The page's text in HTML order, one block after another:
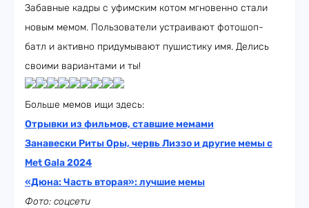
Забавные кадры с уфимским котом мгновенно стали
новым мемом. Пользователи устраивают фотошоп-
батл и активно придумывают пушистику имя. Делись
своими вариантами и ты!
Больше мемов ищи здесь:
Отрывки из фильмов, ставшие мемами
Занавески Риты Оры, червь Лиззо и другие мемы с
Met Gala 2024
«Дюна: Часть вторая»: лучшие мемы
Фото: соцсети